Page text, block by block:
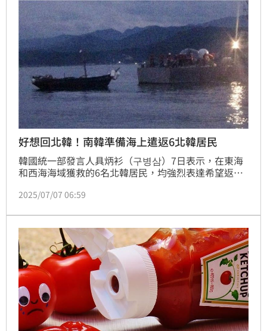
好想回北韓！南韓準備海上遣返6北韓居民
韓國統一部發言人具炳衫（구병삼）7日表示，在東海
和西海海域獲救的6名北韓居民，均強烈表達希望返回
全的方式遣返他們。」關於遣返的具體細節，目前無法
遣返」的提議。
2025/07/07 06:59